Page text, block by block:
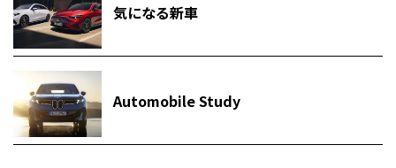
気になる新車
Automobile Study